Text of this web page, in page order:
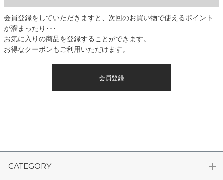
会員登録をしていただきますと、次回のお買い物で使えるポイント
が溜まったり･･･
お気に入りの商品を登録することができます。
お得なクーポンもご利用いただけます。
会員登録
CATEGORY